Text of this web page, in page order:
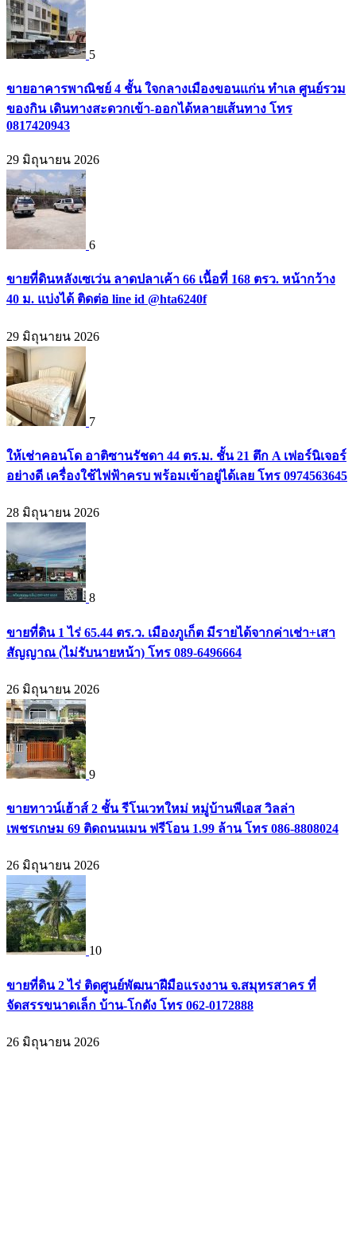
5
ขายอาคารพาณิชย์ 4 ชั้น ใจกลางเมืองขอนแก่น ทำเล ศูนย์รวม
ของกิน เดินทางสะดวกเข้า-ออกได้หลายเส้นทาง โทร
0817420943
29 มิถุนายน 2026
6
ขายที่ดินหลังเซเว่น ลาดปลาเค้า 66 เนื้อที่ 168 ตรว. หน้ากว้าง
40 ม. แบ่งได้ ติดต่อ line id @hta6240f
29 มิถุนายน 2026
7
ให้เช่าคอนโด อาติซานรัชดา 44 ตร.ม. ชั้น 21 ตึก A เฟอร์นิเจอร์
อย่างดี เครื่องใช้ไฟฟ้าครบ พร้อมเข้าอยู่ได้เลย โทร 0974563645
28 มิถุนายน 2026
8
ขายที่ดิน 1 ไร่ 65.44 ตร.ว. เมืองภูเก็ต มีรายได้จากค่าเช่า+เสา
สัญญาณ (ไม่รับนายหน้า) โทร 089-6496664
26 มิถุนายน 2026
9
ขายทาวน์เฮ้าส์ 2 ชั้น รีโนเวทใหม่ หมู่บ้านพีเอส วิลล่า
เพชรเกษม 69 ติดถนนเมน ฟรีโอน 1.99 ล้าน โทร 086-8808024
26 มิถุนายน 2026
10
ขายที่ดิน 2 ไร่ ติดศูนย์พัฒนาฝีมือแรงงาน จ.สมุทรสาคร ที่
จัดสรรขนาดเล็ก บ้าน-โกดัง โทร 062-0172888
26 มิถุนายน 2026